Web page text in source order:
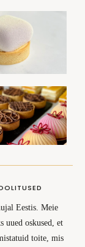
Eestis. Meie
uued oskused, et
toite, mis